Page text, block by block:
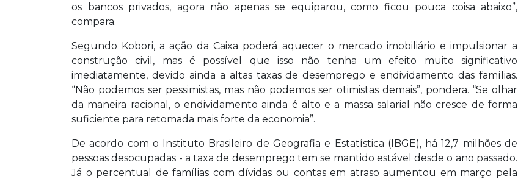
os bancos privados, agora não apenas se equiparou, como ficou pouca coisa abaixo”,
compara.
Segundo Kobori, a ação da Caixa poderá aquecer o mercado imobiliário e impulsionar a
construção civil, mas é possível que isso não tenha um efeito muito significativo
imediatamente, devido ainda a altas taxas de desemprego e endividamento das famílias.
“Não podemos ser pessimistas, mas não podemos ser otimistas demais”, pondera. “Se olhar
da maneira racional, o endividamento ainda é alto e a massa salarial não cresce de forma
suficiente para retomada mais forte da economia”.
De acordo com o Instituto Brasileiro de Geografia e Estatística (IBGE), há 12,7 milhões de
pessoas desocupadas - a taxa de desemprego tem se mantido estável desde o ano passado.
Já o percentual de famílias com dívidas ou contas em atraso aumentou em março pela